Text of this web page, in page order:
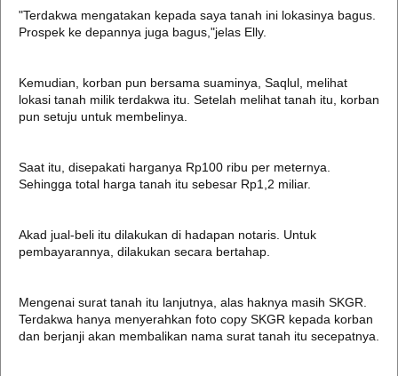
"Terdakwa mengatakan kepada saya tanah ini lokasinya bagus.
Prospek ke depannya juga bagus,"jelas Elly.
Kemudian, korban pun bersama suaminya, Saqlul, melihat
lokasi tanah milik terdakwa itu. Setelah melihat tanah itu, korban
pun setuju untuk membelinya.
Saat itu, disepakati harganya Rp100 ribu per meternya.
Sehingga total harga tanah itu sebesar Rp1,2 miliar.
Akad jual-beli itu dilakukan di hadapan notaris. Untuk
pembayarannya, dilakukan secara bertahap.
Mengenai surat tanah itu lanjutnya, alas haknya masih SKGR.
Terdakwa hanya menyerahkan foto copy SKGR kepada korban
dan berjanji akan membalikan nama surat tanah itu secepatnya.